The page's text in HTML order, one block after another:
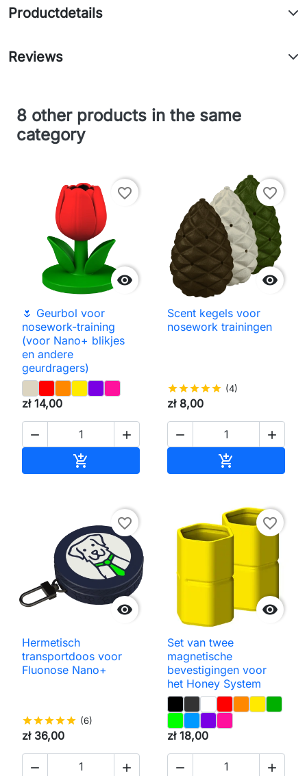
Productdetails
Reviews
8 other products in the same
category

favorite_border
🌷 Geurbol voor
nosework-training
(voor Nano+ blikjes
en andere
geurdragers)
zł 14,00
 
 Toevoegen aan winkelwagen

favorite_border
Scent kegels voor
nosework trainingen
starstarstarstarstar (4)
zł 8,00
 


favorite_border
Hermetisch
transportdoos voor
Fluonose Nano+
starstarstarstarstar (6)
zł 36,00
 

favorite_border
Set van twee
magnetische
bevestigingen voor
het Honey System
zł 18,00
 